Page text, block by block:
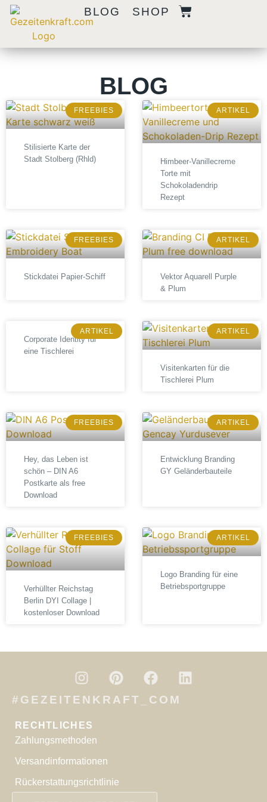
BLOG SHOP
BLOG
FREEBIES
Stilisierte Karte der
Stadt Stolberg (Rhld)
ARTIKEL
Himbeer-Vanillecreme
Torte mit
Schokoladendrip
Rezept
FREEBIES
Stickdatei Papier-Schiff
ARTIKEL
Vektor Aquarell Purple
& Plum
ARTIKEL
Corporate Identity für
eine Tischlerei
ARTIKEL
Visitenkarten für die
Tischlerei Plum
FREEBIES
Hey, das Leben ist
schön – DIN A6
Postkarte als free
Download
ARTIKEL
Entwicklung Branding
GY Geländerbauteile
FREEBIES
Verhüllter Reichstag
Berlin DYI Collage |
kostenloser Download
ARTIKEL
Logo Branding für eine
Betriebsportgruppe
#GEZEITENKRAFT_COM
RECHTLICHES
Zahlungsmethoden
Versandinformationen
Rückerstattungsrichtlinie